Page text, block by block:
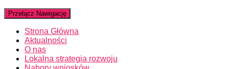
Przełącz Nawigację
Strona Główna
Aktualności
O nas
Lokalna strategia rozwoju